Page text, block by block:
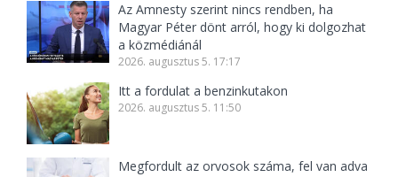
Az Amnesty szerint nincs rendben, ha
Magyar Péter dönt arról, hogy ki dolgozhat
a közmédiánál
2026. augusztus 5. 17:17
Itt a fordulat a benzinkutakon
2026. augusztus 5. 11:50
Megfordult az orvosok száma, fel van adva